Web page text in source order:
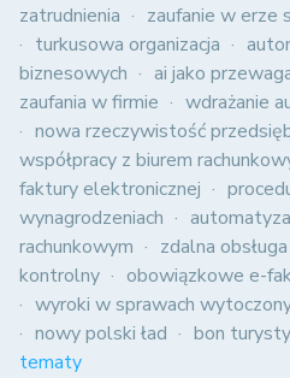
zatrudnienia
zaufanie w erze
turkusowa organizacja
biznesowych
ai jako
zaufania w firmie
wdrażanie
nowa rzeczywistość
współpracy z biurem
faktury elektronicznej
wynagrodzeniach
rachunkowym
zdalna
kontrolny
obowiązkowe e-
wyroki w sprawach
nowy polski ład
bon
tematy